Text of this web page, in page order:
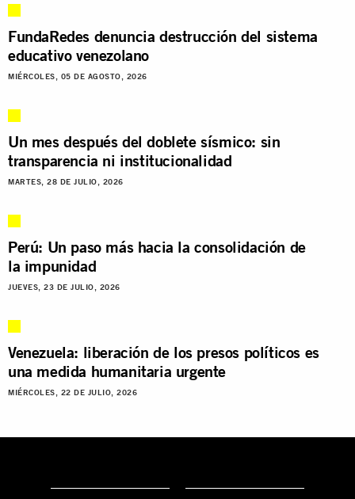
FundaRedes denuncia destrucción del sistema
educativo venezolano
MIÉRCOLES, 05 DE AGOSTO, 2026
Un mes después del doblete sísmico: sin
transparencia ni institucionalidad
MARTES, 28 DE JULIO, 2026
Perú: Un paso más hacia la consolidación de
la impunidad
JUEVES, 23 DE JULIO, 2026
Venezuela: liberación de los presos políticos es
una medida humanitaria urgente
MIÉRCOLES, 22 DE JULIO, 2026